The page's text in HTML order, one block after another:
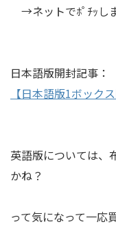
→ネットでﾎﾟﾁｯし
日本語版開封記事：
【日本語版1ボックス
英語版については、
かね？
って気になって一応